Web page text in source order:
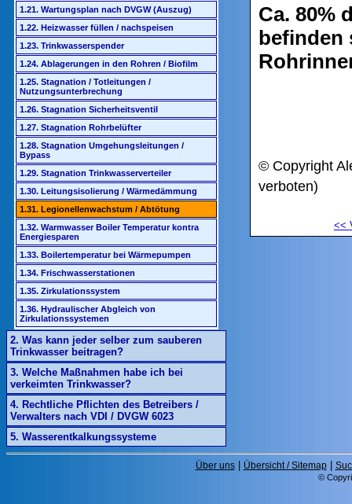
1.21. Wartungsplan nach DVGW (Auszug)
1.22. Heizwasser füllen / nachspeisen
1.23. Trinkwasserspender
1.24. Ablagerungen in den Rohren / Biofilm
1.25. Stagnation / Totleitungen /
Nutzungsunterbrechung
1.26. Stagnation Sicherheitsventil
1.27. Stagnation Rohrbelüfter
1.28. Stagnation Umgehungsleitungen /
Bypass
1.29. Stagnation Trinkwasserverteiler
1.30. Leitungsisolierung / Wärmedämmung
1.31. Legionellenwachstum / Abtötung
1.32. Warmwasser Boiler Temperatur kontra
Energiesparen
1.33. Boilertemperatur bei Wärmepumpen
1.34. Frischwasserstationen
1.35. Zirkulationssystem
1.36. Hydraulischer Abgleich von
Zirkulationssystemen
2. Was kann jeder selber zum sauberen
Trinkwasser beitragen?
3. Welche Maßnahmen habe ich bei
verkeimten Trinkwasser?
4. Rechtliche Pflichten des Betreibers /
Verwalters nach VDI / DVGW 6023
5. Wasserentkalkungssysteme
Ca. 80%
befinden
© Copyright
verboten)
<<
Über uns| Übersicht / Sitemap|
©